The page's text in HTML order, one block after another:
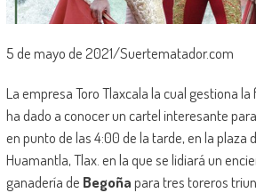
5 de mayo de 2021/Suertematador.com
La empresa Toro Tlaxcala la cual gestiona
ha dado a conocer un cartel interesante
en punto de las 4:00 de la tarde, en la plaza
Huamantla, Tlax. en la que se lidiará un
ganadería de Begoñapara tres toreros